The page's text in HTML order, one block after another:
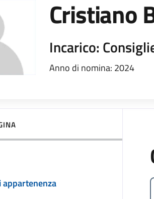
Cristiano
Incarico:
Anno di nomina: 2024
appartenenza